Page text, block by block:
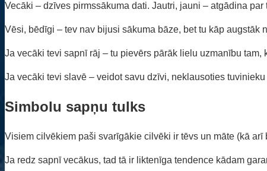
Vecāki – dzīves pirmssākuma dati. Jautri, jauni – atgādina par
Vēsi, bēdīgi – tev nav bijusi sākuma bāze, bet tu kāp augstāk
Ja vecāki tevi sapnī rāj – tu pievērs pārāk lielu uzmanību tam,
Ja vecāki tevi slavē – veidot savu dzīvi, neklausoties
Simbolu sapņu tulks
Visiem cilvēkiem paši svarīgākie cilvēki ir tēvs un māte (kā arī
Ja redz sapnī vecākus, tad tā ir liktenīga tendence kādam